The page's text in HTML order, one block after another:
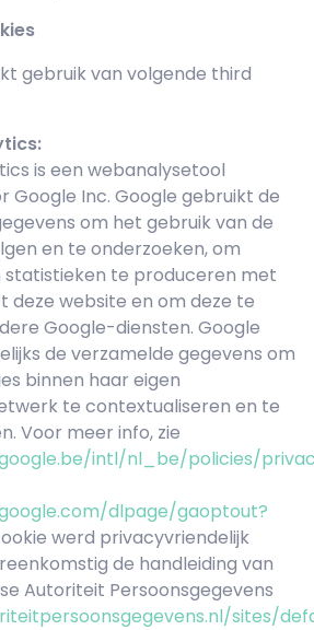
gebruik van volgende third
is een webanalysetool
Google Inc. Google gebruikt de
om het gebruik van de
en te onderzoeken, om
te produceren met
deze website en om deze te
Google-diensten. Google
de verzamelde gegevens om
binnen haar eigen
te contextualiseren en te
Voor meer info, zie
intl/nl_be/policies/
dlpage/gaoptout?
werd privacyvriendelijk
de handleiding van
Autoriteit Persoonsgegevens
sites/